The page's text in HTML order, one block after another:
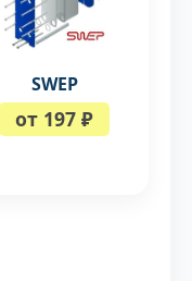
SWEP
от 197 ₽